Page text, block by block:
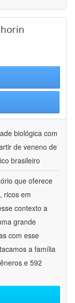
biológica com
de veneno de
brasileiro
que oferece
ricos em
contexto a
grande
com esse
a família
e 592